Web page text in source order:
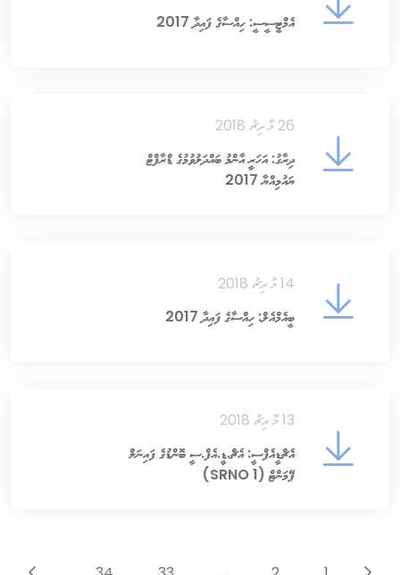
އެމްޓީސީސީ: ހިއްސާގެ ފައިދާ 2017
26 މާރިޗު 2018
ދިރާގު: އަހަރީ އާންމު ބައްދަލުވުމުގެ ޑްރާފްޓް
ޔައުމިއްޔާ 2017
14 މާރިޗު 2018
ބީއެމްއެލް: ހިއްސާގެ ފައިދާ 2017
13 މާރިޗު 2018
އެޗްޑީއެފްސީ: އެޗް.ޑީ.އެފް.ސީ ބޮންޑުގެ ފައިނަލް
ޕޭމަންޓް (SRNO 1)